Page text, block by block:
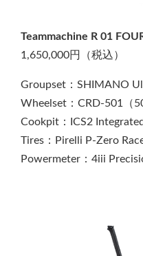
Teammachine R 01
1,650,000円（税込）
Groupset：SHIMANO
Wheelset：CRD-501（
Cookpit：ICS2
Tires：Pirelli P-Zero
Powermeter：4iii